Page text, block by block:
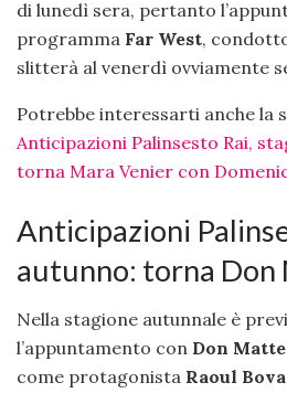
di lunedì sera, pertanto
programma Far West,
slitterà al venerdì ovviamente
Potrebbe interessarti anche la
Anticipazioni Palinsesto Rai,
torna Mara Venier con
Anticipazioni
autunno: torna
Nella stagione autunnale è
l’appuntamento con Don
come protagonista Raoul Bova